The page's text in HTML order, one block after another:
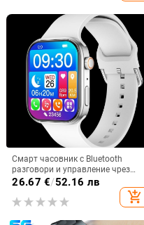
Смарт часовник с Bluetooth
разговори и управление чрез
докосване (IPS дисплей,
мониторинг на сърдечната
честота, следене на съня, батерия
26.67 €/52.16 лв
add_shopping_cart